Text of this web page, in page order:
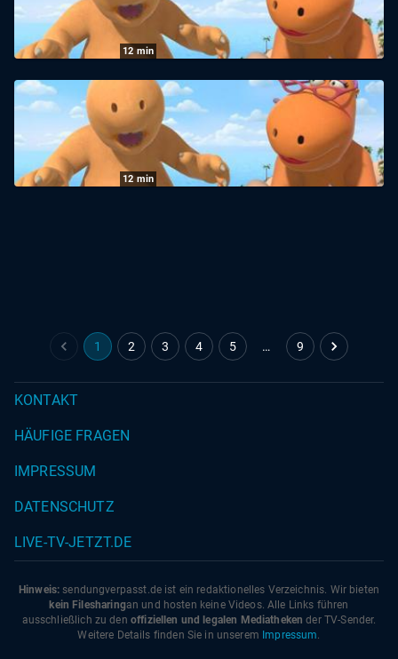
09.07.2026 |KiKA
12 min
Der kleine Drache Kokosnuss: Der Simulant
09.07.2026 |KiKA
12 min
1 2 3 4 5 … 9
KONTAKT
HÄUFIGE FRAGEN
IMPRESSUM
DATENSCHUTZ
LIVE-TV-JETZT.DE
Hinweis: sendungverpasst.de ist ein redaktionelles Verzeichnis. Wir bieten
kein Filesharingan und hosten keine Videos. Alle Links führen
ausschließlich zu den offiziellen und legalen Mediatheken der TV-Sender.
Weitere Details finden Sie in unserem Impressum.